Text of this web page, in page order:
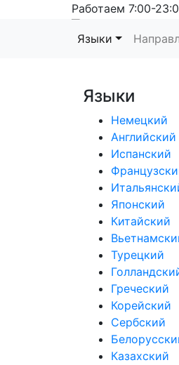
Работаем 7:00-
Языки
Языки
Немецкий
Английский
Испанский
Японский
Китайский
Турецкий
Греческий
Корейский
Сербский
Казахский